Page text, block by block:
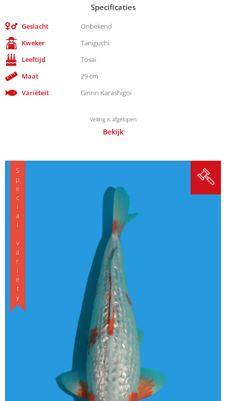
Specificaties
Geslacht
Onbekend
Kweker
Taniguchi
Leeftijd
Tosai
Maat
29 cm
Variëteit
Ginrin Karashigoi
Veiling is afgelopen
Bekijk
Special variety